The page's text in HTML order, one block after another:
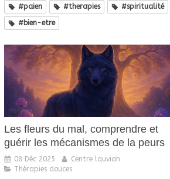
#paien #therapies
#spiritualité
#bien-etre
Les fleurs du mal, comprendre et
guérir les mécanismes de la peurs
08 Déc 2025
Centre lauviah
Thérapies douces